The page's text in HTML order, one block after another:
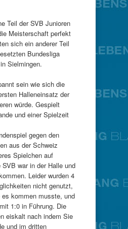
Teil der SVB Junioren
Meisterschaft perfekt
sich ein anderer Teil
Bundesliga
Sielmingen.
sein wie sich die
Halleneinsatz der
würde. Gespielt
und einer Spielzeit
gegen den
aus der Schweiz
Spielchen auf
war in der Halle und
Leider wurden 4
nicht genutzt,
kommen musste, und
1:0 in Führung. Die
eiskalt nach indem Sie
und im dritten